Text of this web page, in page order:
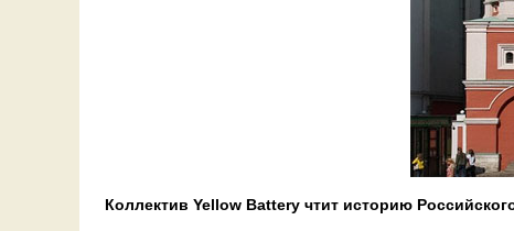
Коллектив Yellow Battery чтит историю